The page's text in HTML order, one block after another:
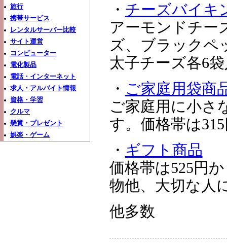
旅行
携帯サービス
レンタルサーバー比較
サイト運営
コンピューター
電化製品
電話・インターネット
求人・アルバイト情報
資格・学習
クルマ
懸賞・プレゼント
娯楽・ゲーム
・ チーズバイキ
アーモンドチー
ズ、ブラックペ
太子チーズ各6
・ ご家庭用袋商
ご家庭用に小さ
す。価格帯は
・ ギフト商品
価格帯は525円
物他、大切な人
他多数